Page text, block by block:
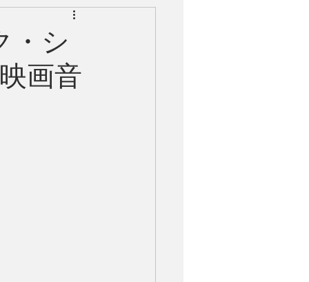
Other
Track Maker R
・シ
画音